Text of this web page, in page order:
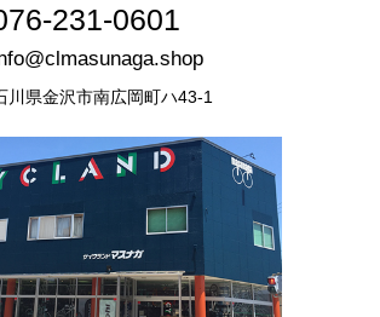
231-0601
川県金沢市南広岡町ハ43-1